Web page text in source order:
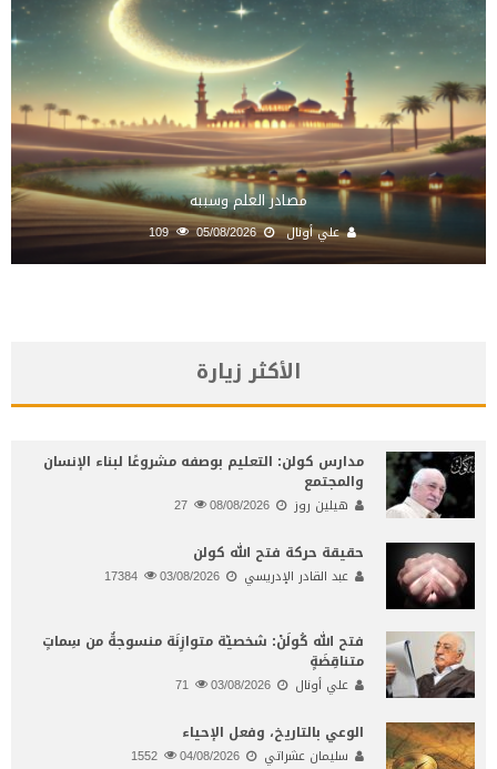
مصادر العلم وسببه
علي أونال 05/08/2026
109
الأكثر زيارة
مدارس كولن: التعليم بوصفه مشروعًا لبناء الإنسان
والمجتمع
هيلين روز 08/08/2026
حقيقة حركة فتح الله كولن
عبد القادر الإدريسي 03/08/2026
فتح الله كُولَنْ: شخصيّة متوازِنَة منسوجةٌ من سِماتٍ
متناقِضَةٍ
علي أونال 03/08/2026
الوعي بالتاريخ، وفعل الإحياء
سليمان عشراتي 04/08/2026